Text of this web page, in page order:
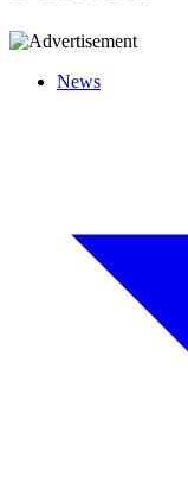
News